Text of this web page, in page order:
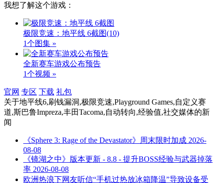
我想了解这个游戏：
极限竞速：地平线 6截图(10)
1个图集 »
全新赛车游戏公布预告
1个视频 »
官网 专区 下载 礼包
关于地平线6,刷钱漏洞,极限竞速,Playground Games,自定义赛
道,斯巴鲁Impreza,丰田Tacoma,自动转向,经验值,社交媒体的新
闻
《Sphere 3: Rage of the Devastator》周末限时加成 2026-
08-08
《镜湖之中》版本更新 - 8.8 - 提升BOSS经验与武器掉落
率 2026-08-08
欧洲热浪下网友听信“手机过热放冰箱降温”导致设备受